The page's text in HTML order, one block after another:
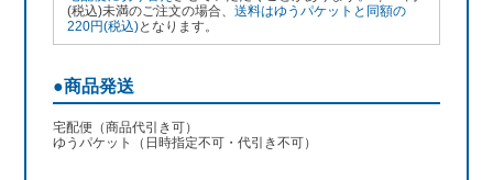
(税込)未満のご注文の場合、送料はゆうパケットと同額の
220円(税込)となります。
●商品発送
宅配便（商品代引き可）
ゆうパケット（日時指定不可・代引き不可）